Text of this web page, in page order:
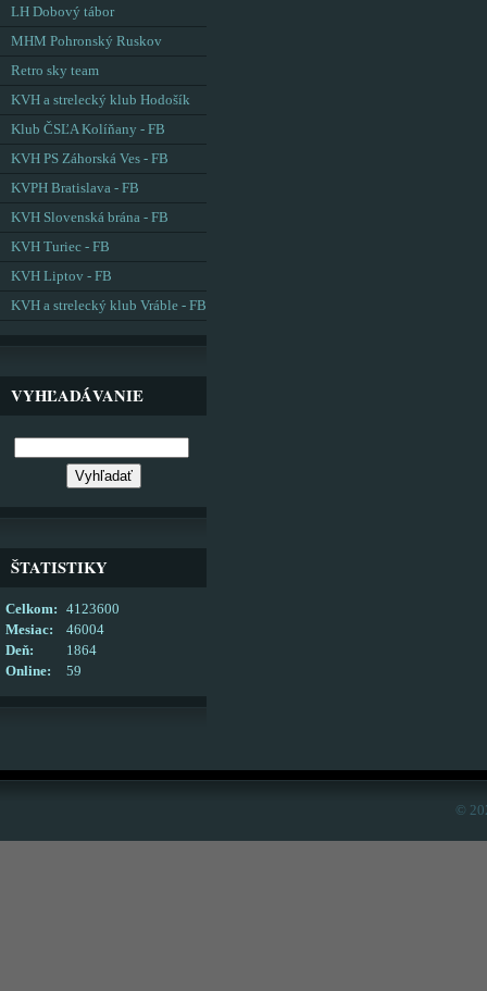
LH Dobový tábor
MHM Pohronský Ruskov
Retro sky team
KVH a strelecký klub Hodošík
Klub ČSĽA Kolíňany - FB
KVH PS Záhorská Ves - FB
KVPH Bratislava - FB
KVH Slovenská brána - FB
KVH Turiec - FB
KVH Liptov - FB
KVH a strelecký klub Vráble - FB
VYHĽADÁVANIE
ŠTATISTIKY
Online: 59
Celkom:
4123600
Mesiac:
46004
Deň:
1864
©